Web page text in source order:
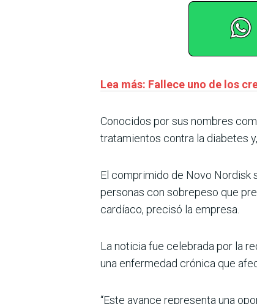
Lea más: Fallece uno de los
Conocidos por sus nombres
tratamientos contra la diabetes
El comprimido de Novo Nordisk
personas con sobrepeso que
cardíaco, precisó la empresa.
La noticia fue celebrada por la
una enfermedad crónica que
“Este avance representa una